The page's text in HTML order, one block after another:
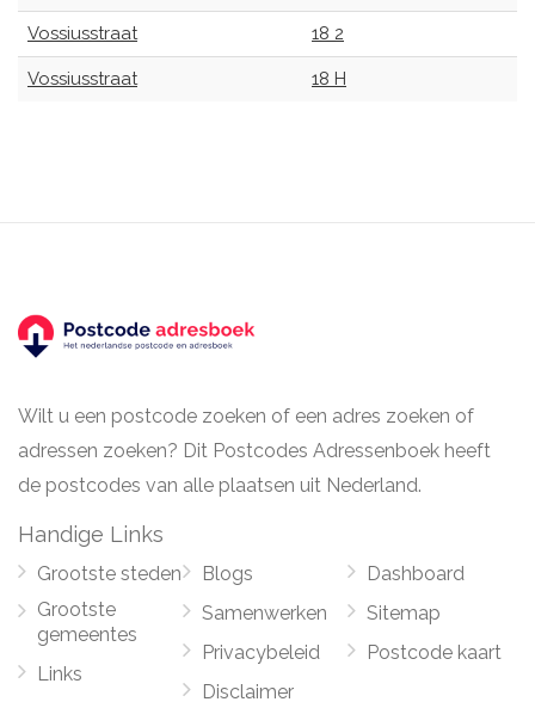
Vossiusstraat 18 2
Vossiusstraat 18 H
Wilt u een postcode zoeken of een adres zoeken of
adressen zoeken? Dit Postcodes Adressenboek heeft
de postcodes van alle plaatsen uit Nederland.
Handige Links
Grootste steden
Grootste
gemeentes
Links
Blogs
Samenwerken
Privacybeleid
Disclaimer
Dashboard
Sitemap
Postcode kaart